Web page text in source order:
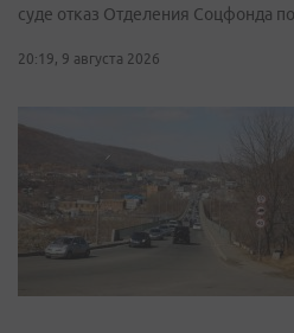
суде отказ Отделения Соцфонда
20:19, 9 августа 2026